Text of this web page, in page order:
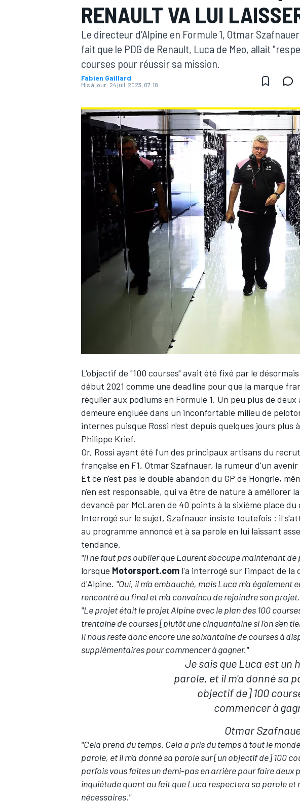
MOTOGP
WEC
RENAULT VA LUI
Le directeur d'Alpine en Formule 1, Otmar
fait que le PDG de Renault, Luca de Meo, allait
courses pour réussir sa mission.
Fabien Gaillard
Mis à jour: 24 juil. 2023, 07:18
L'objectif de "100 courses" avait été fixé par le désormais
début 2021 comme une deadline pour que la marque
régulier aux podiums en Formule 1. Un peu plus de
demeure engluée dans un inconfortable milieu de
internes puisque Rossi n'est depuis quelques jours plus
Philippe Krief.
Or, Rossi ayant été l'un des principaux artisans du
française en F1, Otmar Szafnauer, la rumeur d'un
Et ce n'est pas le double abandon du GP de Hongrie,
n'en est responsable, qui va être de nature à améliorer
devancé par McLaren de 40 points à la sixième place du
Interrogé sur le sujet, Szafnauer insiste toutefois : il
au programme annoncé et à sa parole en lui laissant
tendance.
"Il ne faut pas oublier que Laurent s'occupe maintenant
lorsque Motorsport.com l'a interrogé sur l'impact de la
d'Alpine. "Oui, il m'a embauché, mais Luca m'a également
rencontré au final et m'a convaincu de rejoindre son
"Le projet était le projet Alpine avec le plan des 100
trentaine de courses [plutôt une cinquantaine si l'on s'en
Il nous reste donc encore une soixantaine de courses à
supplémentaires pour commencer à gagner."
Je sais que Luca est un
parole, et il m'a donné sa
objectif de] 100
commencer à
Otmar
"Cela prend du temps. Cela a pris du temps à tout le
parole, et il m'a donné sa parole sur [un objectif de] 100
parfois vous faites un demi-pas en arrière pour faire deux
inquiétude quant au fait que Luca respectera sa parole et
nécessaires."